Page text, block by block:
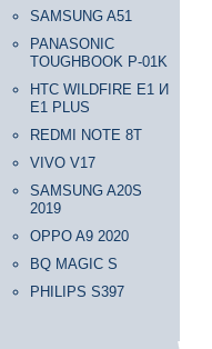
SAMSUNG A51
PANASONIC
TOUGHBOOK P-01K
HTC WILDFIRE E1 И
E1 PLUS
REDMI NOTE 8T
VIVO V17
SAMSUNG A20S
2019
OPPO A9 2020
BQ MAGIC S
PHILIPS S397